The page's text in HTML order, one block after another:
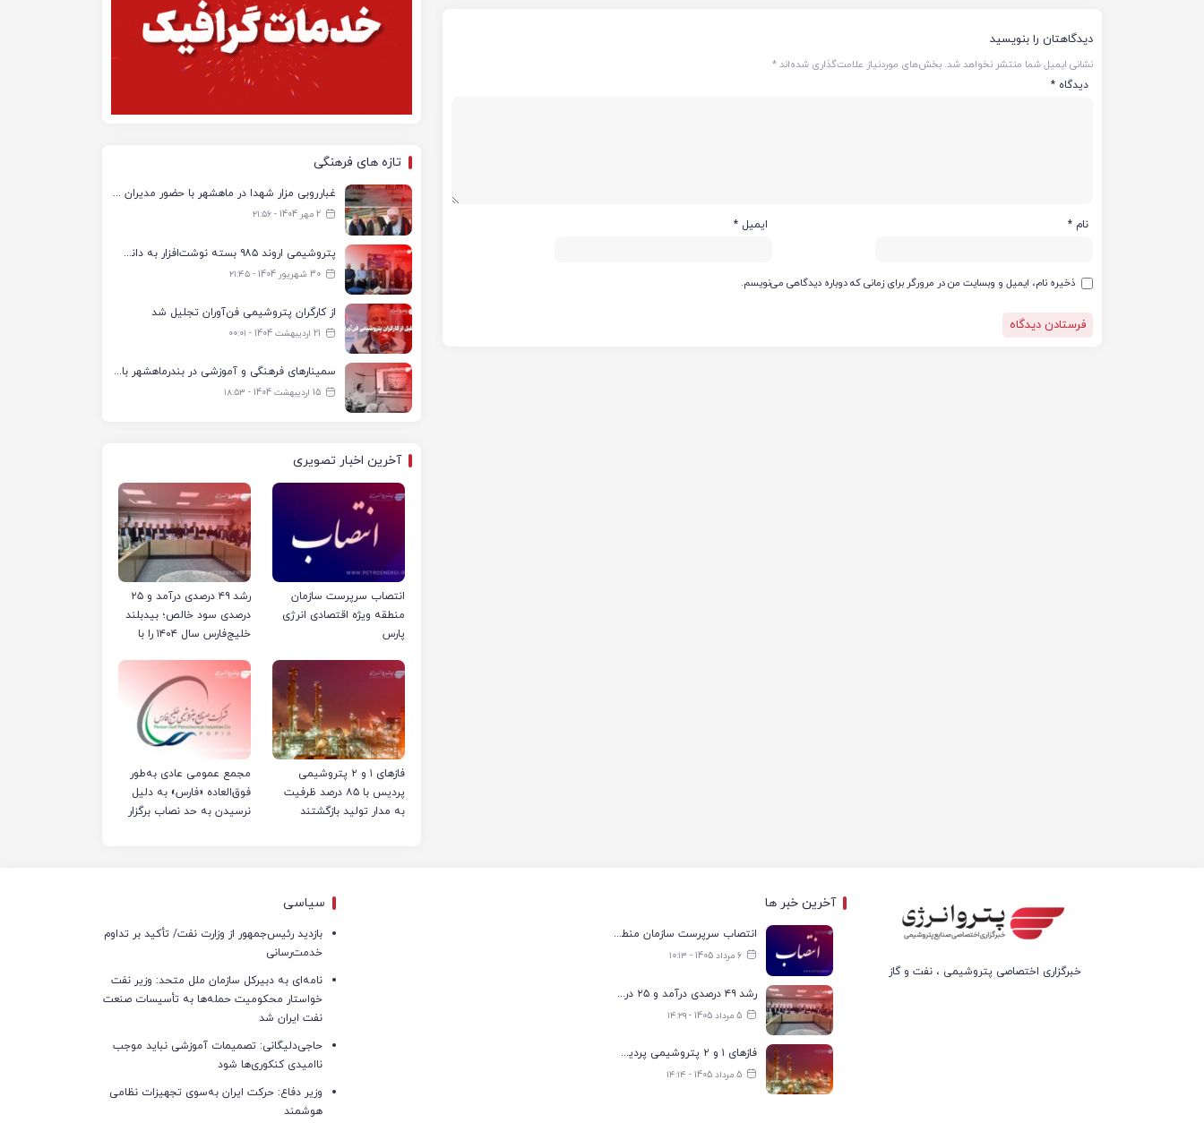
دیدگاهتان را بنویسید
نشانی ایمیل شما منتشر نخواهد شد. بخش‌های موردنیاز علامت‌گذاری شده‌اند*
دیدگاه *
نام * ایمیل *
ذخیره نام، ایمیل و وبسایت من در مرورگر برای زمانی که دوباره دیدگاهی می‌نویسم.
تازه های فرهنگی
غبارروبی مزار شهدا در ماهشهر با حضور مدیران پتروشیمی اروند و مسئولان شهری
2 مهر 1404 - ۲۱:۵۶
پتروشیمی اروند ۹۸۵ بسته نوشت‌افزار به دانش‌آموزان تحت پوشش کمیته امداد بندرماهشهر اهدا کرد
30 شهریور 1404 - ۲۱:۴۵
از کارگران پتروشیمی فن‌آوران تجلیل شد
21 اردیبهشت 1404 - ۰۰:۰۱
سمینارهای فرهنگی و آموزشی در بندرماهشهر با همکاری فرهنگ‌سرای پتروشیمی مارون
15 اردیبهشت 1404 - ۱۸:۵۳
آخرین اخبار تصویری
انتصاب سرپرست سازمان
منطقه ویژه اقتصادی انرژی
پارس
رشد ۴۹ درصدی درآمد و ۲۵
درصدی سود خالص؛ بیدبلند
خلیج‌فارس سال ۱۴۰۴ را با
رساند
فازهای ۱ و ۲ پتروشیمی
پردیس با ۸۵ درصد ظرفیت
به مدار تولید بازگشتند
مجمع عمومی عادی به‌طور
فوق‌العاده «فارس» به دلیل
نرسیدن به حد نصاب برگزار
خبرگزاری اختصاصی پتروشیمی ، نفت و گاز
آخرین خبر ها
انتصاب سرپرست سازمان منطقه ویژه اقتصادی انرژی پارس
6 مرداد 1405 - ۱۰:۱۳
رشد ۴۹ درصدی درآمد و ۲۵ درصدی سود خالص؛ بیدبلند خلیج‌فارس سال ۱۴۰۴ را با رکوردهای جدید به پایان رساند
5 مرداد 1405 - ۱۴:۲۹
فازهای ۱ و ۲ پتروشیمی پردیس با ۸۵ درصد ظرفیت به مدار تولید بازگشتند
5 مرداد 1405 - ۱۴:۱۴
سیاسی
بازدید رئیس‌جمهور از وزارت نفت/ تأکید بر تداوم
خدمت‌رسانی
نامه‌ای به دبیرکل سازمان ملل متحد: وزیر نفت
خواستار محکومیت حمله‌ها به تأسیسات صنعت
نفت ایران شد
حاجی‌دلیگانی: تصمیمات آموزشی نباید موجب
ناامیدی کنکوری‌ها شود
وزیر دفاع: حرکت ایران به‌سوی تجهیزات نظامی
هوشمند